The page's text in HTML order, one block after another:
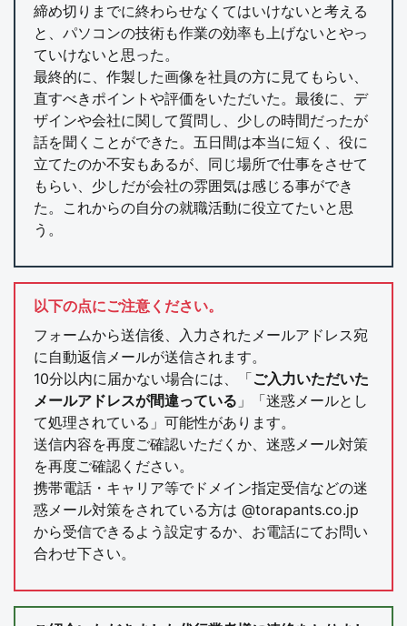
締め切りまでに終わらせなくてはいけないと考える
と、パソコンの技術も作業の効率も上げないとやっ
ていけないと思った。
最終的に、作製した画像を社員の方に見てもらい、
直すべきポイントや評価をいただいた。最後に、デ
ザインや会社に関して質問し、少しの時間だったが
話を聞くことができた。五日間は本当に短く、役に
立てたのか不安もあるが、同じ場所で仕事をさせて
もらい、少しだが会社の雰囲気は感じる事ができ
た。これからの自分の就職活動に役立てたいと思
う。
以下の点にご注意ください。
フォームから送信後、入力されたメールアドレス宛
に自動返信メールが送信されます。
10分以内に届かない場合には、「ご入力いただいた
メールアドレスが間違っている 」「迷惑メールとし
て処理されている」可能性があります。
送信内容を再度ご確認いただくか、迷惑メール対策
を再度ご確認ください。
携帯電話・キャリア等でドメイン指定受信などの迷
惑メール対策をされている方は @torapants.co.jp
から受信できるよう設定するか、お電話にてお問い
合わせ下さい。